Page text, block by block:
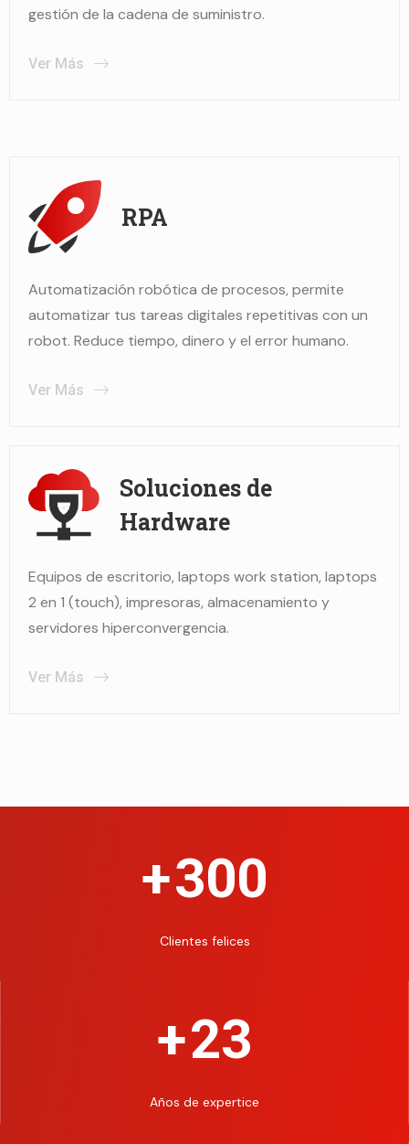
gestión de la cadena de suministro.
Ver Más
RPA
Automatización robótica de procesos, permite
automatizar tus tareas digitales repetitivas con un
robot. Reduce tiempo, dinero y el error humano.
Ver Más
Soluciones de
Hardware
Equipos de escritorio, laptops work station, laptops
2 en 1 (touch), impresoras, almacenamiento y
servidores hiperconvergencia.
Ver Más
+300
Clientes felices
+23
Años de expertice